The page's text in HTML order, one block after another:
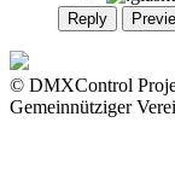
Reply
© DMXControl
Gemeinnütziger